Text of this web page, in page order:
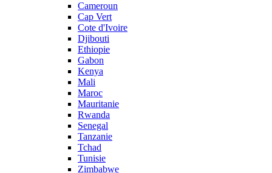
Cameroun
Cap Vert
Cote d'Ivoire
Djibouti
Ethiopie
Gabon
Kenya
Mali
Maroc
Mauritanie
Rwanda
Senegal
Tanzanie
Tchad
Tunisie
Zimbabwe